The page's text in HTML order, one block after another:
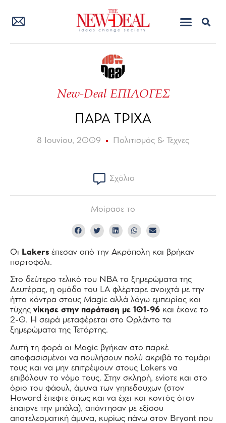
New-Deal ΕΠΙΛΟΓΕΣ
ΠΑΡΑ ΤΡΙΧΑ
8 Ιουνίου, 2009 Πολιτισμός & Τέχνες
Σχόλια
Μοίρασε το
Oι Lakers έπεσαν από την Ακρόπολη και βρήκαν
πορτοφόλι.
Στο δεύτερο τελικό του ΝΒΑ τα ξημερώματα της
Δευτέρας, η ομάδα του LA φλέρταρε ανοιχτά με την
ήττα κόντρα στους Magic αλλά λόγω εμπειρίας και
τύχης νίκησε στην παράταση με 101-96 και έκανε το
2-0. Η σειρά μεταφέρεται στο Ορλάντο τα
ξημερώματα της Τετάρτης.
Αυτή τη φορά οι Magic βγήκαν στο παρκέ
αποφασισμένοι να πουλήσουν πολύ ακριβά το τομάρι
τους και να μην επιτρέψουν στους Lakers να
επιβάλουν το νόμο τους. Στην σκληρή, ενίοτε και στο
όριο του φάουλ, άμυνα των γηπεδούχων (στον
Howard έπεφτε όπως και να έχει και κοντός όταν
έπαιρνε την μπάλα), απάντησαν με εξίσου
αποτελεσματική άμυνα, κυρίως πάνω στον Bryant που